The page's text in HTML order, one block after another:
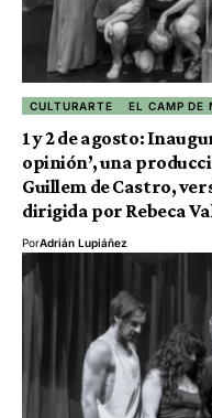
CULTURARTE EL CAMP DE
1 y 2 de agosto:
opinión’, una
Guillem de Castro,
dirigida por Rebeca
PorAdrián Lupiáñez